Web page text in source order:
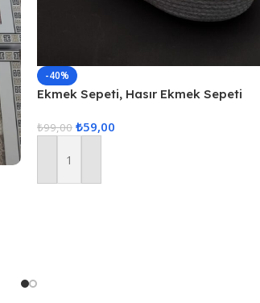
-40%
Ekmek Sepeti, Hasır Ekmek Sepeti
₺99,00 ₺59,00
Sepete Ekle